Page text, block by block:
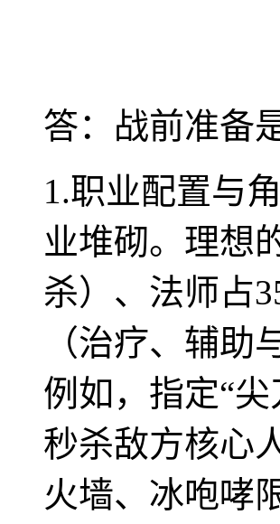
答：战前准备
1.职业配置与
业堆砌。理想
杀）、法师占
（治疗、辅
例如，指定“
秒杀敌方核心
火墙、冰咆哮